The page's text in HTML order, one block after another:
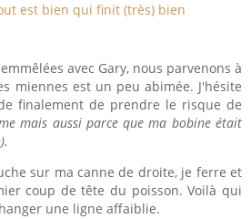
avec Gary, nous parvenons à
miennes est un peu abimée. J'hésite
finalement de prendre le risque de
mais aussi parce que ma bobine était
sur ma canne de droite, je ferre et
coup de tête du poisson. Voilà qui
une ligne affaiblie.